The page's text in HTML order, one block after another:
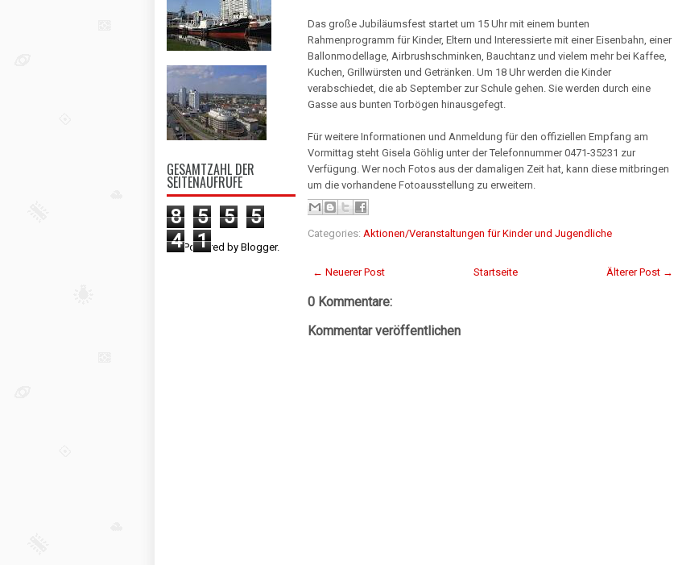
GESAMTZAHL DER
SEITENAUFRUFE
8 5 5
5
4
1
Powered by Blogger.
Das große Jubiläumsfest startet um 15 Uhr mit einem bunten
Rahmenprogramm für Kinder, Eltern und Interessierte mit einer Eisenbahn, einer
Ballonmodellage, Airbrushschminken, Bauchtanz und vielem mehr bei Kaffee,
Kuchen, Grillwürsten und Getränken. Um 18 Uhr werden die Kinder
verabschiedet, die ab September zur Schule gehen. Sie werden durch eine
Gasse aus bunten Torbögen hinausgefegt.
Für weitere Informationen und Anmeldung für den offiziellen Empfang am
Vormittag steht Gisela Göhlig unter der Telefonnummer 0471-35231 zur
Verfügung. Wer noch Fotos aus der damaligen Zeit hat, kann diese mitbringen
um die vorhandene Fotoausstellung zu erweitern.
Categories: Aktionen/Veranstaltungen für Kinder und Jugendliche
← Neuerer Post Älterer Post →
Startseite
0 Kommentare:
Kommentar veröffentlichen